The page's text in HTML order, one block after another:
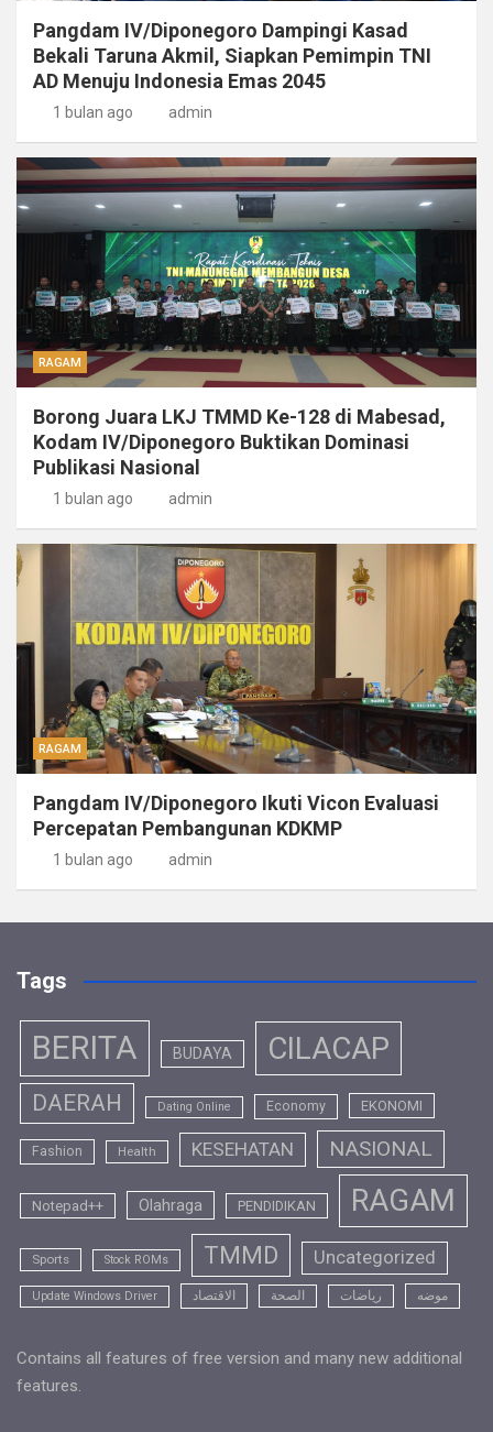
Pangdam IV/Diponegoro Dampingi Kasad
Bekali Taruna Akmil, Siapkan Pemimpin TNI
AD Menuju Indonesia Emas 2045
1 bulan ago admin
RAGAM
Borong Juara LKJ TMMD Ke-128 di Mabesad,
Kodam IV/Diponegoro Buktikan Dominasi
Publikasi Nasional
1 bulan ago admin
RAGAM
Pangdam IV/Diponegoro Ikuti Vicon Evaluasi
Percepatan Pembangunan KDKMP
1 bulan ago admin
Tags
BERITA BUDAYA CILACAP
DAERAH Dating Online Economy EKONOMI
Fashion Health KESEHATAN NASIONAL
Notepad++ Olahraga PENDIDIKAN RAGAM
Sports Stock ROMs TMMD Uncategorized
Update Windows Driver الاقتصاد الصحة رياضات موضه
Contains all features of free version and many new additional
features.